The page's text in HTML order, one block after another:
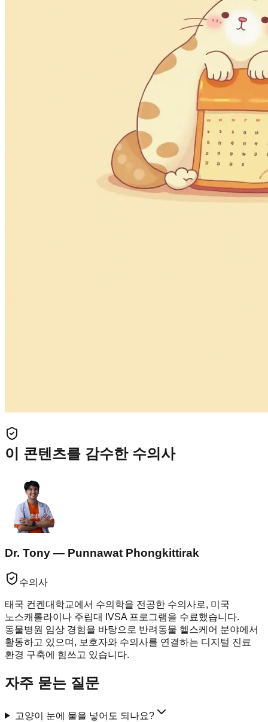
이 콘텐츠를 감수한 수의사
Dr. Tony — Punnawat Phongkittirak
수의사
태국 컨켄대학교에서 수의학을 전공한 수의사로, 미국
노스캐롤라이나 주립대 IVSA 프로그램을 수료했습니다.
동물병원 임상 경험을 바탕으로 반려동물 헬스케어 분야에서
활동하고 있으며, 보호자와 수의사를 연결하는 디지털 진료
환경 구축에 힘쓰고 있습니다.
자주 묻는 질문
고양이 눈에 물을 넣어도 되나요?